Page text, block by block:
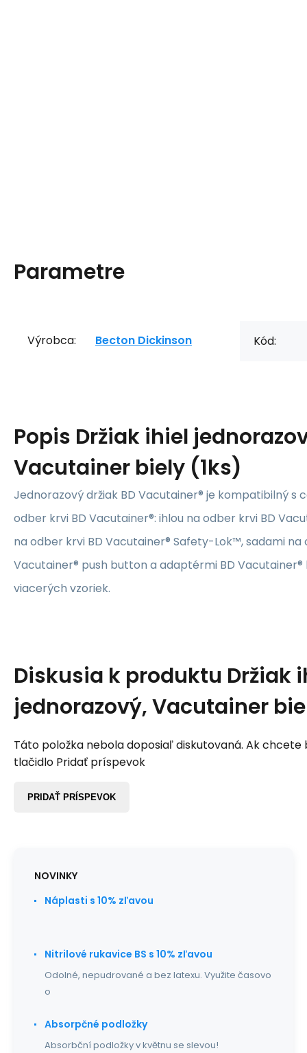
Parametre
Výrobca: Becton Dickinson Kód:
Popis Držiak ihiel
Vacutainer biely (1ks)
Jednorazový držiak BD Vacutainer® je kompatibilný s
odber krvi BD Vacutainer®: ihlou na odber krvi BD
na odber krvi BD Vacutainer® Safety-Lok™, sadami na
Vacutainer® push button a adaptérmi BD
viacerých vzoriek.
Diskusia k produktu Držiak
jednorazový, Vacutainer
Táto položka nebola doposiaľ diskutovaná. Ak chcete
tlačidlo Pridať príspevok
PRIDAŤ PRÍSPEVOK
NOVINKY
Náplasti s 10% zľavou
Nitrilové rukavice BS s 10% zľavou
Odolné, nepudrované a bez latexu. Využite časovo
o
Absorpčné podložky
Absorbční podložky v květnu se slevou!